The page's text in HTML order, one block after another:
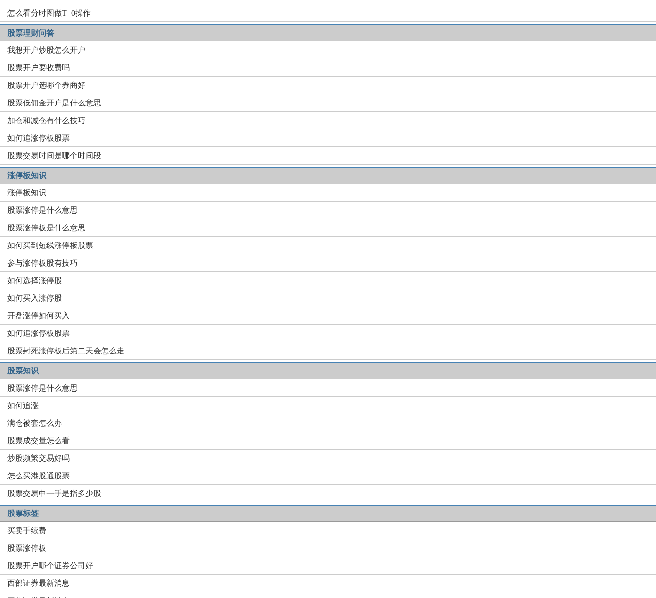
怎么看分时图做T+0操作
股票理财问答
我想开户炒股怎么开户
股票开户要收费吗
股票开户选哪个券商好
股票低佣金开户是什么意思
加仓和减仓有什么技巧
如何追涨停板股票
股票交易时间是哪个时间段
涨停板知识
涨停板知识
股票涨停是什么意思
股票涨停板是什么意思
如何买到短线涨停板股票
参与涨停板股有技巧
如何选择涨停股
如何买入涨停股
开盘涨停如何买入
如何追涨停板股票
股票封死涨停板后第二天会怎么走
股票知识
股票涨停是什么意思
如何追涨
满仓被套怎么办
股票成交量怎么看
炒股频繁交易好吗
怎么买港股通股票
股票交易中一手是指多少股
股票标签
买卖手续费
股票涨停板
股票开户哪个证券公司好
西部证券最新消息